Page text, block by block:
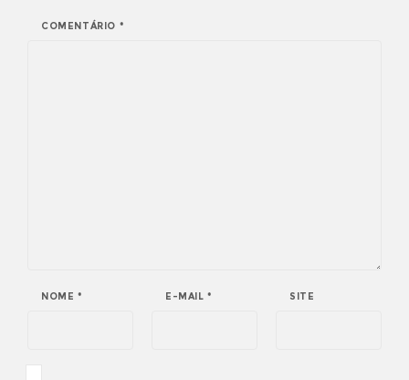
COMENTÁRIO *
NOME * E-MAIL* SITE